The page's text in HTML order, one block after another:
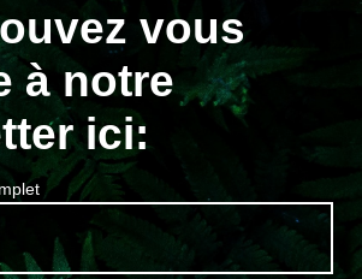
vous
à notre
ici: